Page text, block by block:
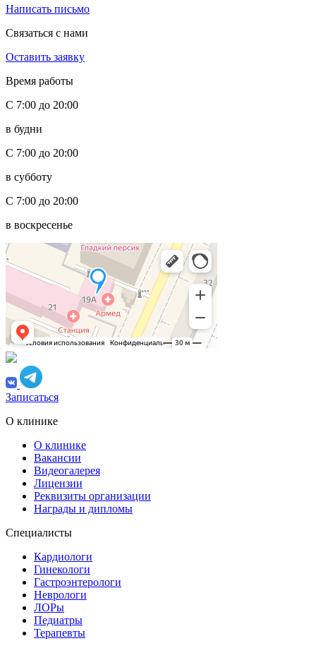
Написать письмо
Связаться с нами
Оставить заявку
Время работы
С 7:00 до 20:00
в будни
С 7:00 до 20:00
в субботу
С 7:00 до 20:00
в воскресенье
Записаться
О клинике
О клинике
Вакансии
Видеогалерея
Лицензии
Реквизиты организации
Награды и дипломы
Специалисты
Кардиологи
Гинекологи
Гастроэнтерологи
Неврологи
ЛОРы
Педиатры
Терапевты